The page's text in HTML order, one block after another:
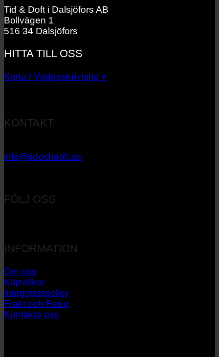
Tid & Doft i Dalsjöfors AB
Bollvägen 1
516 34 Dalsjöfors
HITTA TILL OSS
Karta / Vägbeskrivning »
KONTAKT
info@tidochdoft.se
FÖLJ OSS
INFORMATION
Om oss
Köpvillkor
Integritetspolicy
Frakt och Retur
Kontakta oss